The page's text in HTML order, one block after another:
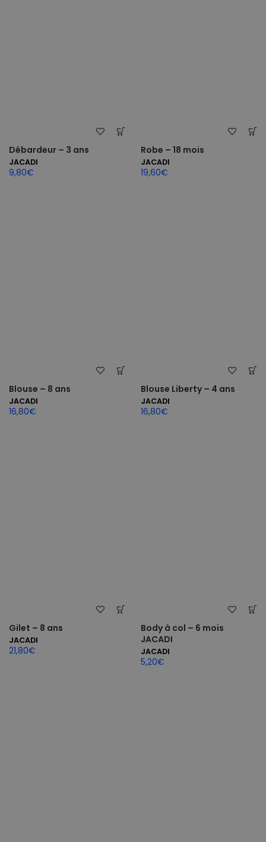
Débardeur – 3 ans
JACADI
9,80€
Robe – 18 mois
JACADI
19,60€
Blouse – 8 ans
JACADI
16,80€
Blouse Liberty – 4 ans
JACADI
16,80€
Gilet – 8 ans
JACADI
21,80€
Body à col – 6 mois
JACADI
JACADI
5,20€